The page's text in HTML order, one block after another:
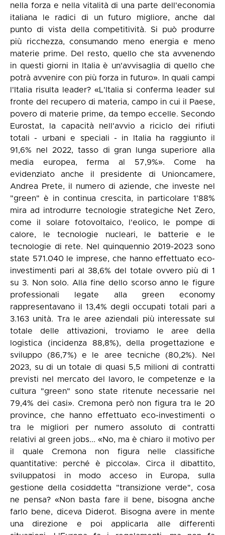
nella forza e nella vitalità di una parte dell'economia
italiana le radici di un futuro migliore, anche dal
punto di vista della competitività. Si può produrre
più ricchezza, consumando meno energia e meno
materie prime. Del resto, quello che sta avvenendo
in questi giorni in Italia è un'avvisaglia di quello che
potrà avvenire con più forza in futuro». In quali campi
l'Italia risulta leader? «L'Italia si conferma leader sul
fronte del recupero di materia, campo in cui il Paese,
povero di materie prime, da tempo eccelle. Secondo
Eurostat, la capacità nell'avvio a riciclo dei rifiuti
totali - urbani e speciali - in Italia ha raggiunto il
91,6% nel 2022, tasso di gran lunga superiore alla
media europea, ferma al 57,9%». Come ha
evidenziato anche il presidente di Unioncamere,
Andrea Prete, il numero di aziende, che investe nel
"green" è in continua crescita, in particolare 1'88%
mira ad introdurre tecnologie strategiche Net Zero,
come il solare fotovoltaico, l'eolico, le pompe di
calore, le tecnologie nucleari, le batterie e le
tecnologie di rete. Nel quinquennio 2019-2023 sono
state 571.040 le imprese, che hanno effettuato eco-
investimenti pari al 38,6% del totale ovvero più di 1
su 3. Non solo. Alla fine dello scorso anno le figure
professionali legate alla green economy
rappresentavano il 13,4% degli occupati totali pari a
3.163 unità. Tra le aree aziendali più interessate sul
totale delle attivazioni, troviamo le aree della
logistica (incidenza 88,8%), della progettazione e
sviluppo (86,7%) e le aree tecniche (80,2%). Nel
2023, su di un totale di quasi 5,5 milioni di contratti
previsti nel mercato del lavoro, le competenze e la
cultura "green" sono state ritenute necessarie nel
79,4% dei casi». Cremona però non figura tra le 20
province, che hanno effettuato eco-investimenti o
tra le migliori per numero assoluto di contratti
relativi al green jobs... «No, ma è chiaro il motivo per
il quale Cremona non figura nelle classifiche
quantitative: perché è piccola». Circa il dibattito,
sviluppatosi in modo acceso in Europa, sulla
gestione della cosiddetta "transizione verde", cosa
ne pensa? «Non basta fare il bene, bisogna anche
farlo bene, diceva Diderot. Bisogna avere in mente
una direzione e poi applicarla alle differenti